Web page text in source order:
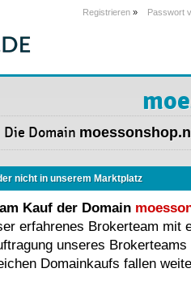
Registrieren » Passwort
Die Domain
nicht in unserem Marktplatz
Kauf der Domain
erfahrenes Brokerteam mit
unseres
Domainkaufs fallen